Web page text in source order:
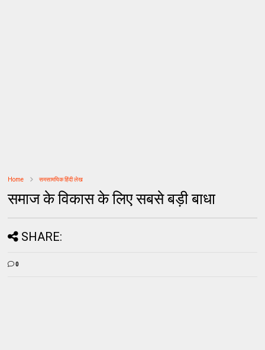
Home समसामयिक हिंदी लेख
समाज के विकास के लिए सबसे बड़ी बाधा
SHARE:
0